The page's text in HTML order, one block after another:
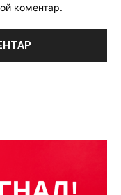
коментар.